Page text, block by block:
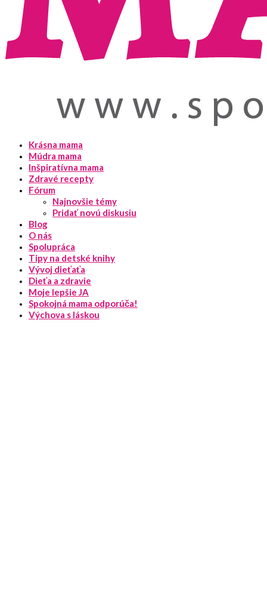
Krásna mama
Múdra mama
Inšpiratívna mama
Zdravé recepty
Fórum
Najnovšie témy
Pridať novú diskusiu
Blog
O nás
Spolupráca
Tipy na detské knihy
Vývoj dieťaťa
Dieťa a zdravie
Moje lepšie JA
Spokojná mama odporúča!
Výchova s láskou